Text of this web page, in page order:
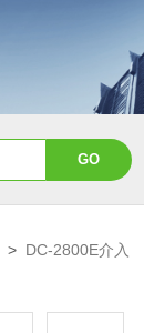
> DC-2800E介入